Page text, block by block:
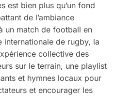
est bien plus qu’un fond
de l’ambiance
un match de football en
internationale de rugby, la
collective des
sur le terrain, une playlist
et hymnes locaux pour
et encourager les